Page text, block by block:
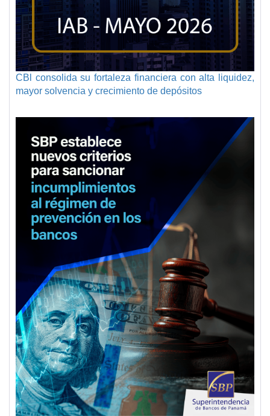
CBl consolida su fortaleza financiera con alta liquidez,
mayor solvencia y crecimiento de depósitos